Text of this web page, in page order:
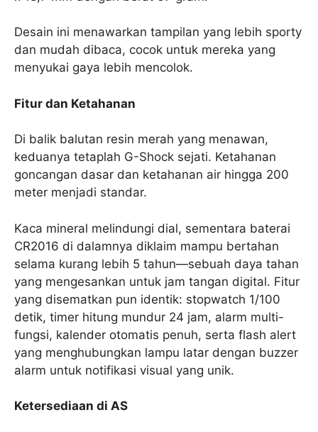
Desain ini menawarkan tampilan yang lebih sporty
dan mudah dibaca, cocok untuk mereka yang
menyukai gaya lebih mencolok.
Fitur dan Ketahanan
Di balik balutan resin merah yang menawan,
keduanya tetaplah G-Shock sejati. Ketahanan
goncangan dasar dan ketahanan air hingga 200
meter menjadi standar.
Kaca mineral melindungi dial, sementara baterai
CR2016 di dalamnya diklaim mampu bertahan
selama kurang lebih 5 tahun—sebuah daya tahan
yang mengesankan untuk jam tangan digital. Fitur
yang disematkan pun identik: stopwatch 1/100
detik, timer hitung mundur 24 jam, alarm multi-
fungsi, kalender otomatis penuh, serta flash alert
yang menghubungkan lampu latar dengan buzzer
alarm untuk notifikasi visual yang unik.
Ketersediaan di AS